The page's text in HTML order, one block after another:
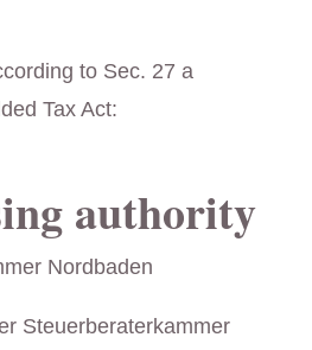
to Sec. 27 a
Tax Act:
authority
Nordbaden
Steuerberaterkammer